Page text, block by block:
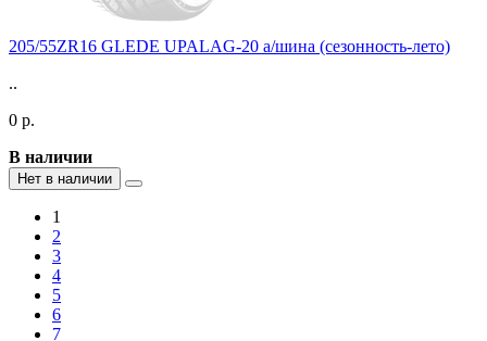
205/55ZR16 GLEDE UPALAG-20 а/шина (сезонность-лето)
..
0 р.
В наличии
Нет в наличии
1
2
3
4
5
6
7